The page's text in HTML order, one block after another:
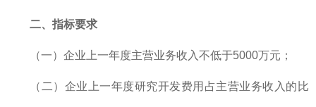
二、指标要求
（一）企业上一年度主营业务收入不低于5000万元；
（二）企业上一年度研究开发费用占主营业务收入的比